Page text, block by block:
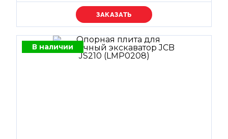
Уточняйте цену
В наличии